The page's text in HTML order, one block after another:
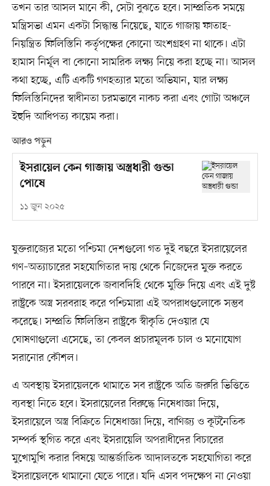
তখন তার আসল মানে কী, সেটা বুঝতে হবে। সাম্প্রতিক সময়ে
মন্ত্রিসভা এমন একটা সিদ্ধান্ত নিয়েছে, যাতে গাজায় ফাতাহ-
নিয়ন্ত্রিত ফিলিস্তিনি কর্তৃপক্ষের কোনো অংশগ্রহণ না থাকে। এটা
হামাস নির্মূল বা কোনো সামরিক লক্ষ্য নিয়ে করা হচ্ছে না। আসল
কথা হচ্ছে, এটি একটি গণহত্যার মতো অভিযান, যার লক্ষ্য
ফিলিস্তিনিদের স্বাধীনতা চরমভাবে নাকচ করা এবং গোটা অঞ্চলে
ইহুদি আধিপত্য কায়েম করা।
আরও পড়ুন
ইসরায়েল কেন গাজায় অস্ত্রধারী গুন্ডা
পোষে
১১ জুন ২০২৫
যুক্তরাজ্যের মতো পশ্চিমা দেশগুলো গত দুই বছরে ইসরায়েলের
গণ–অত্যাচারের সহযোগিতার দায় থেকে নিজেদের মুক্ত করতে
পারবে না। ইসরায়েলকে জবাবদিহি থেকে মুক্তি দিয়ে এবং এই দুষ্ট
রাষ্ট্রকে অস্ত্র সরবরাহ করে পশ্চিমারা এই অপরাধগুলোকে সম্ভব
করেছে। সম্প্রতি ফিলিস্তিন রাষ্ট্রকে স্বীকৃতি দেওয়ার যে
ঘোষণাগুলো এসেছে, তা কেবল প্রচারমূলক চাল ও মনোযোগ
সরানোর কৌশল।
এ অবস্থায় ইসরায়েলকে থামাতে সব রাষ্ট্রকে অতি জরুরি ভিত্তিতে
ব্যবস্থা নিতে হবে। ইসরায়েলের বিরুদ্ধে নিষেধাজ্ঞা দিয়ে,
ইসরায়েলে অস্ত্র বিক্রিতে নিষেধাজ্ঞা দিয়ে, বাণিজ্য ও কূটনৈতিক
সম্পর্ক স্থগিত করে এবং ইসরায়েলি অপরাধীদের বিচারের
মুখোমুখি করার বিষয়ে আন্তর্জাতিক আদালতকে সহযোগিতা করে
ইসরায়েলকে থামানো যেতে পারে। যদি এসব পদক্ষেপ না নেওয়া